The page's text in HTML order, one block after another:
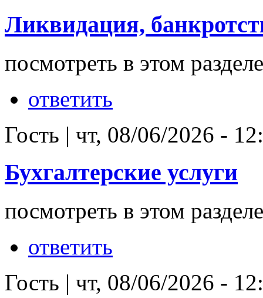
Ликвидация,
посмотреть в этом
ответить
Гость | чт, 08/06/2026 -
Бухгалтерские услуги
посмотреть в этом
ответить
Гость | чт, 08/06/2026 -